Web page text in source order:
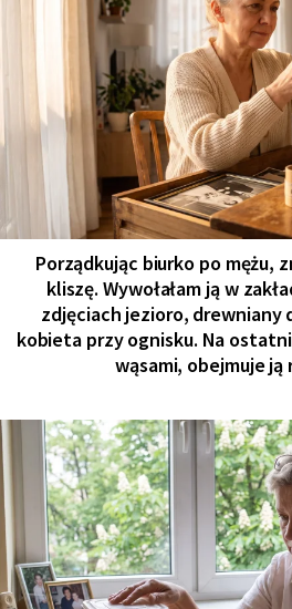
Porządkując biurko po mężu,
kliszę. Wywołałam ją w
zdjęciach jezioro, drewniany
kobieta przy ognisku. Na
wąsami, obejmuje ją